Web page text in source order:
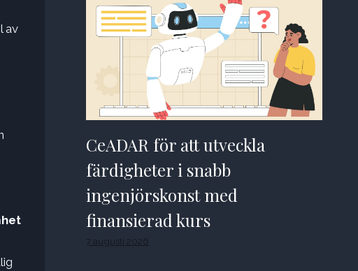
av
CeADAR för att utveckla
färdigheter i snabb
ingenjörskonst med
finansierad kurs
7 augusti 2026